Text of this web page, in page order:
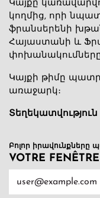
Կայքը
կողմից, որի
ֆրանսերենի
Հայաստանի և
Կայքի թիմը
առաջարկ։
Բոլոր իրավունքները
VOTRE